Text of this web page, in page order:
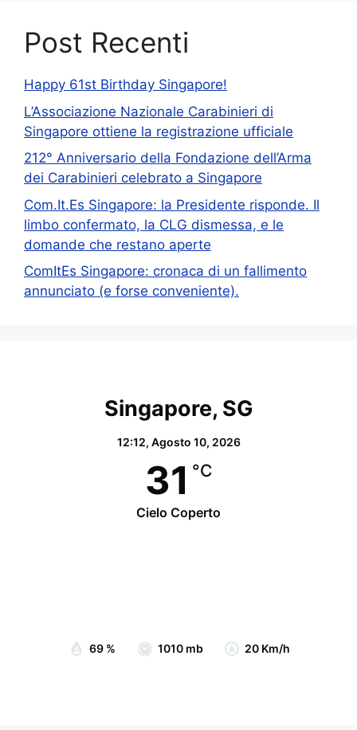
Post Recenti
Happy 61st Birthday Singapore!
L’Associazione Nazionale Carabinieri di
Singapore ottiene la registrazione ufficiale
212° Anniversario della Fondazione dell’Arma
dei Carabinieri celebrato a Singapore
Com.It.Es Singapore: la Presidente risponde. Il
limbo confermato, la CLG dismessa, e le
domande che restano aperte
ComItEs Singapore: cronaca di un fallimento
annunciato (e forse conveniente).
Singapore, SG
12:12, Agosto 10, 2026
31 °C
Cielo Coperto
69 % 1010 mb 20 Km/h